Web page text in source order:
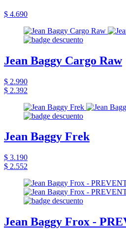
$ 4.690
Jean Baggy Cargo Raw
$ 2.990
$ 2.392
Jean Baggy Frek
$ 3.190
$ 2.552
Jean Baggy Frox -